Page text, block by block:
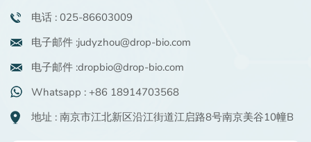
电话 : 025-86603009
电子邮件 :judyzhou@drop-bio.com
电子邮件 :dropbio@drop-bio.com
Whatsapp : +86 18914703568
地址 : 南京市江北新区沿江街道江启路8号南京美谷10幢B